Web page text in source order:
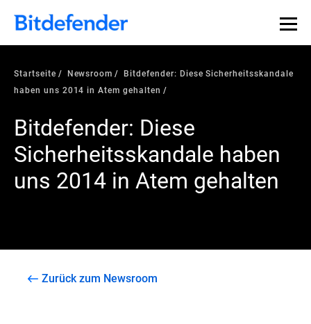
Startseite Newsroom
Bitdefender: Diese Sicherheitsskandale
haben uns 2014 in Atem gehalten
Bitdefender: Diese
Sicherheitsskandale haben
uns 2014 in Atem gehalten
Zurück zum Newsroom